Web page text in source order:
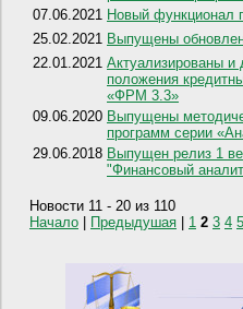
07.06.2021 Новый функционал
25.02.2021 Выпущены
22.01.2021 Актуализированы и
положения
«ФРМ 3.3»
09.06.2020 Выпущены
программ серии
29.06.2018 Выпущен релиз 1
"Финансовый
Новости 11 - 20 из 110
Начало
Предыдушая 1 2 3 4 5